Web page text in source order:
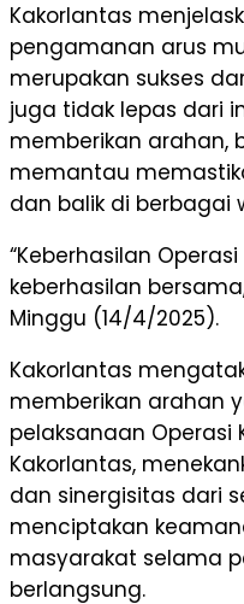
Kakorlantas
pengamanan arus
merupakan sukses
juga tidak lepas dari
memberikan arahan,
memantau
dan balik di berbagai
“Keberhasilan
keberhasilan
Minggu (14/4/2025).
Kakorlantas
memberikan arahan
pelaksanaan Operasi
Kakorlantas,
dan sinergisitas dari
menciptakan
masyarakat selama
berlangsung.